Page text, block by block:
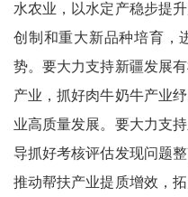
水农业，以水定产稳步提
创制和重大新品种培育，
势。要大力支持新疆发展
产业，抓好肉牛奶牛产业
业高质量发展。要大力支
导抓好考核评估发现问题
推动帮扶产业提质增效，